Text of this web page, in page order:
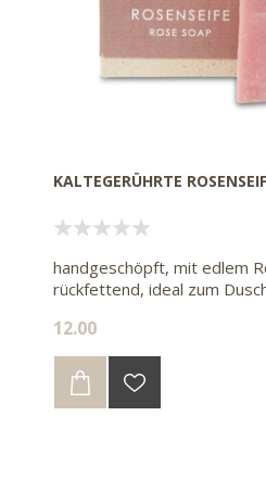
KALTEGERÜHRTE
handgeschöpft, mit edlem
rückfettend, ideal zum
12.00